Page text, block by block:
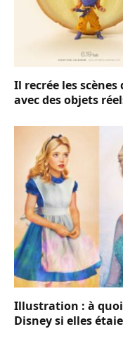
Il recrée les
avec des objets
Illustration : à quoi
Disney si elles